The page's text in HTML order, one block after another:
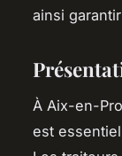
ainsi
À Aix-en-
est